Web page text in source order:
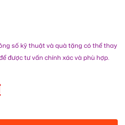
số kỹ thuật và quà tặng có thể thay
được tư vấn chính xác và phù hợp.